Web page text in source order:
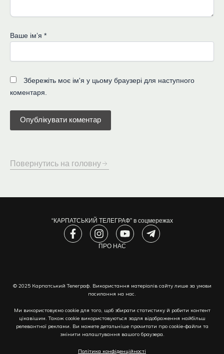
Ваше імʼя *
Збережіть моє ім'я у цьому браузері для наступного
коментаря.
Повернутись на головну
“КАРПАТСЬКИЙ ТЕЛЕГРАФ” в соцмережах
F
a
o
-
f
I
n
s
r
a
m
Y
o
u
e
T
e
a
-
p
l
a
ПРО НАС
© 2025 Карпатський Телеграф. Використання матеріалів сайту лише за умови
посилання на нас.
Ми використовуємо cookie для того, щоб збирати статистику й робити контент
цікавішим. Також cookie використовуються задля відображення найбільш
релевантної реклами. Ви можете детальніше прочитати про cookie-файли та
змінити налаштування вашого браузера.
Політика конфіденційності